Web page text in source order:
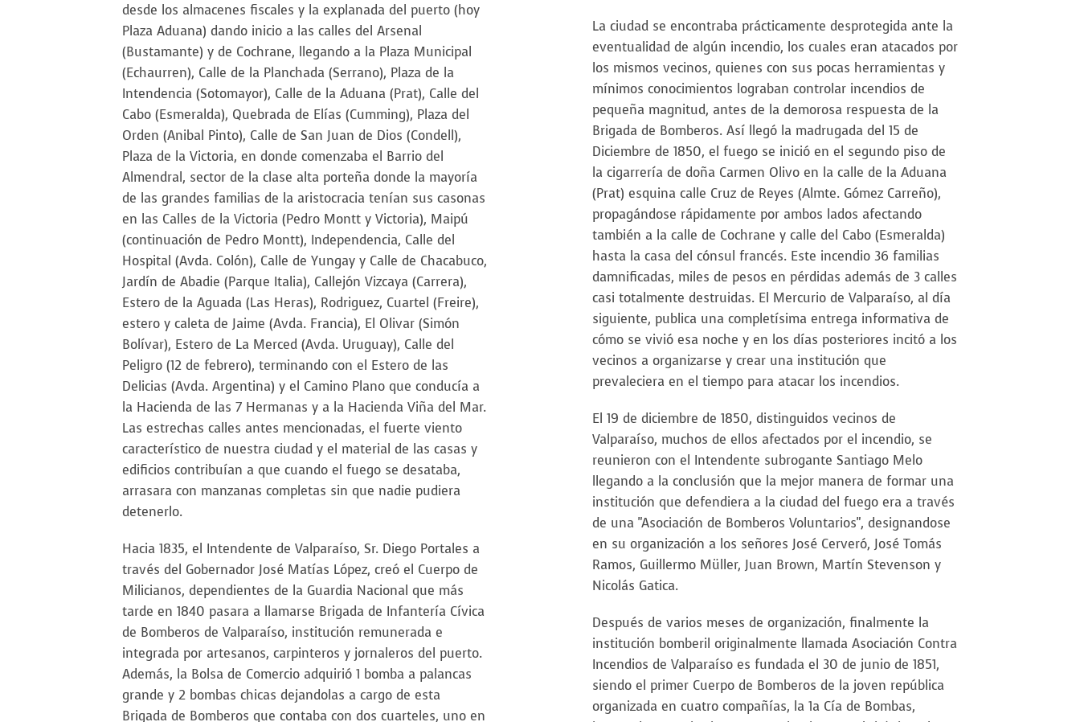
desde los almacenes fiscales y la explanada del puerto (hoy
Plaza Aduana) dando inicio a las calles del Arsenal
(Bustamante) y de Cochrane, llegando a la Plaza Municipal
(Echaurren), Calle de la Planchada (Serrano), Plaza de la
Intendencia (Sotomayor), Calle de la Aduana (Prat), Calle del
Cabo (Esmeralda), Quebrada de Elías (Cumming), Plaza del
Orden (Anibal Pinto), Calle de San Juan de Dios (Condell),
Plaza de la Victoria, en donde comenzaba el Barrio del
Almendral, sector de la clase alta porteña donde la mayoría
de las grandes familias de la aristocracia tenían sus casonas
en las Calles de la Victoria (Pedro Montt y Victoria), Maipú
(continuación de Pedro Montt), Independencia, Calle del
Hospital (Avda. Colón), Calle de Yungay y Calle de Chacabuco,
Jardín de Abadie (Parque Italia), Callejón Vizcaya (Carrera),
Estero de la Aguada (Las Heras), Rodriguez, Cuartel (Freire),
estero y caleta de Jaime (Avda. Francia), El Olivar (Simón
Bolívar), Estero de La Merced (Avda. Uruguay), Calle del
Peligro (12 de febrero), terminando con el Estero de las
Delicias (Avda. Argentina) y el Camino Plano que conducía a
la Hacienda de las 7 Hermanas y a la Hacienda Viña del Mar.
Las estrechas calles antes mencionadas, el fuerte viento
característico de nuestra ciudad y el material de las casas y
edificios contribuían a que cuando el fuego se desataba,
arrasara con manzanas completas sin que nadie pudiera
detenerlo.
Hacia 1835, el Intendente de Valparaíso, Sr. Diego Portales a
través del Gobernador José Matías López, creó el Cuerpo de
Milicianos, dependientes de la Guardia Nacional que más
tarde en 1840 pasara a llamarse Brigada de Infantería Cívica
de Bomberos de Valparaíso, institución remunerada e
integrada por artesanos, carpinteros y jornaleros del puerto.
Además, la Bolsa de Comercio adquirió 1 bomba a palancas
grande y 2 bombas chicas dejandolas a cargo de esta
Brigada de Bomberos que contaba con dos cuarteles, uno en
La ciudad se encontraba prácticamente desprotegida ante la
eventualidad de algún incendio, los cuales eran atacados por
los mismos vecinos, quienes con sus pocas herramientas y
mínimos conocimientos lograban controlar incendios de
pequeña magnitud, antes de la demorosa respuesta de la
Brigada de Bomberos. Así llegó la madrugada del 15 de
Diciembre de 1850, el fuego se inició en el segundo piso de
la cigarrería de doña Carmen Olivo en la calle de la Aduana
(Prat) esquina calle Cruz de Reyes (Almte. Gómez Carreño),
propagándose rápidamente por ambos lados afectando
también a la calle de Cochrane y calle del Cabo (Esmeralda)
hasta la casa del cónsul francés. Este incendio 36 familias
damnificadas, miles de pesos en pérdidas además de 3 calles
casi totalmente destruidas. El Mercurio de Valparaíso, al día
siguiente, publica una completísima entrega informativa de
cómo se vivió esa noche y en los días posteriores incitó a los
vecinos a organizarse y crear una institución que
prevaleciera en el tiempo para atacar los incendios.
El 19 de diciembre de 1850, distinguidos vecinos de
Valparaíso, muchos de ellos afectados por el incendio, se
reunieron con el Intendente subrogante Santiago Melo
llegando a la conclusión que la mejor manera de formar una
institución que defendiera a la ciudad del fuego era a través
de una "Asociación de Bomberos Voluntarios", designandose
en su organización a los señores José Cerveró, José Tomás
Ramos, Guillermo Müller, Juan Brown, Martín Stevenson y
Nicolás Gatica.
Después de varios meses de organización, finalmente la
institución bomberil originalmente llamada Asociación Contra
Incendios de Valparaíso es fundada el 30 de junio de 1851,
siendo el primer Cuerpo de Bomberos de la joven república
organizada en cuatro compañías, la 1a Cía de Bombas,